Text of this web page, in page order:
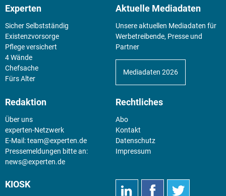
Experten
Sicher Selbstständig
Existenz­vorsorge
Pflege versichert
4 Wände
Chefsache
Fürs Alter
Aktuelle Mediadaten
Unsere aktuellen Mediadaten für
Werbetreibende, Presse und
Partner
Mediadaten 2026
Redaktion
Über uns
experten-Netzwerk
E-Mail:team@experten.de
Pressemeldungen bitte an:
news@experten.de
Rechtliches
Abo
Kontakt
Datenschutz
Impressum
KIOSK